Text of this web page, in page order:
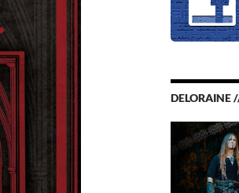
DELORAINE